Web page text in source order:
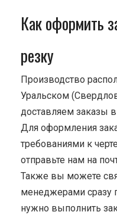
Как оформить
резку
Производство
Уральском
доставляем заказы
Для оформления
требованиями к
отправьте нам на
Также вы можете
менеджерами сразу
нужно выполнить